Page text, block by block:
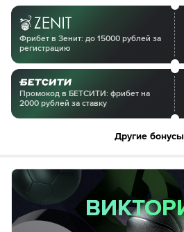
Фрибет в Зенит: до 15000 рублей за
регистрацию
Промокод в БЕТСИТИ: фрибет на
2000 рублей за ставку
Другие бонусы